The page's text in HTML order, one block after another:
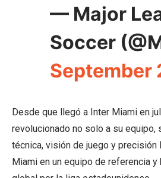
— Major
Soccer
September
Desde que llegó a Inter Miami en
revolucionado no solo a su equipo,
técnica, visión de juego y precisión
Miami en un equipo de referencia